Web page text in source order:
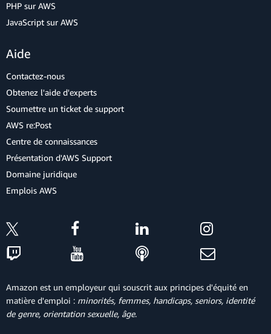
PHP sur AWS
JavaScript sur AWS
Aide
Contactez-nous
Obtenez l'aide d'experts
Soumettre un ticket de support
AWS re:Post
Centre de connaissances
Présentation d'AWS Support
Domaine juridique
Emplois AWS
Amazon est un employeur qui souscrit aux principes d'équité en
matière d'emploi : minorités, femmes, handicaps, seniors, identité
de genre, orientation sexuelle, âge.